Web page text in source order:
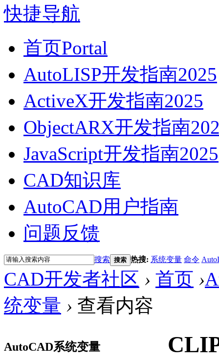
快捷导航
首页Portal
AutoLISP开发指南2025
ActiveX开发指南2025
ObjectARX开发指南
JavaScript开发指南2025
CAD知识库
AutoCAD用户指南
问题反馈
搜索 搜索 热搜: 系统变量 命令
CAD开发者社区 › 首页 ›
统变量 › 查看内容
AutoCAD系统变量